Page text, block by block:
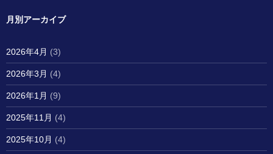
月別アーカイブ
2026年4月 (3)
2026年3月 (4)
2026年1月 (9)
2025年11月 (4)
2025年10月 (4)